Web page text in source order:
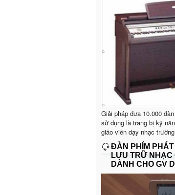
Giải pháp đưa 10.000
sử dụng là trang bị kỹ
giáo viên dạy nhạc
ĐÀN PHÍM
LƯU TRỮ NHẠC
DÀNH CHO GV